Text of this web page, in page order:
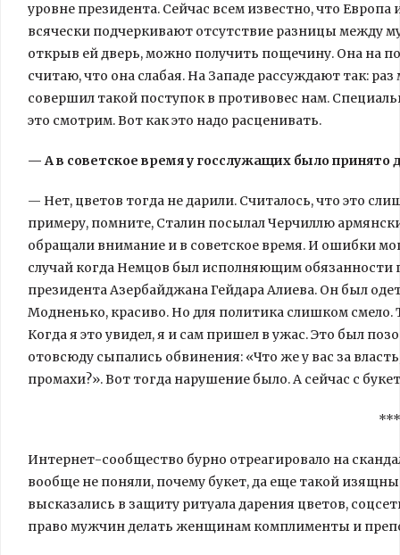
уровне президента. Сейчас всем известно, что
всячески подчеркивают отсутствие разницы между
открыв ей дверь, можно получить пощечину. Она на
считаю, что она слабая. На Западе рассуждают так:
совершил такой поступок в противовес нам.
это смотрим. Вот как это надо расценивать.
— А в советское время у госслужащих было принято
— Нет, цветов тогда не дарили. Считалось, что это
примеру, помните, Сталин посылал Черчиллю
обращали внимание и в советское время. И ошибки
случай когда Немцов был исполняющим обязанности
президента Азербайджана Гейдара Алиева. Он был
Модненько, красиво. Но для политика слишком смело.
Когда я это увидел, я и сам пришел в ужас. Это был
отовсюду сыпались обвинения: «Что же у вас за
промахи?». Вот тогда нарушение было. А сейчас с
***
Интернет-сообщество бурно отреагировало на
вообще не поняли, почему букет, да еще такой
высказались в защиту ритуала дарения цветов,
право мужчин делать женщинам комплименты и